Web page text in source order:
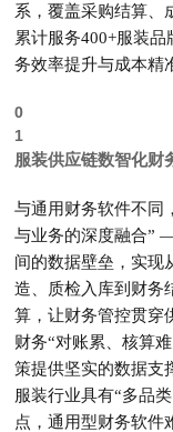
系 ，覆盖采购结算、
累计服务400+服装
务效率提升与成本精
0
1
服装供应链数智化财
与通用财务软件不同
与业务的深度融合”
间的数据壁垒，实现
造、质检入库到财务
算，让财务管控贯穿
财务“对账累、核算
策提供坚实的数据支
服装行业具有“多品
点，通用型财务软件